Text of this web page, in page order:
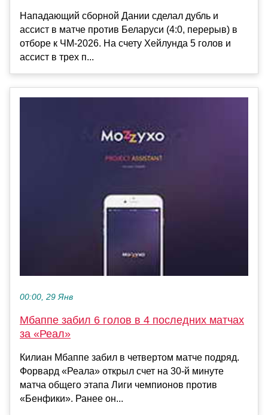
Нападающий сборной Дании сделал дубль и
ассист в матче против Беларуси (4:0, перерыв) в
отборе к ЧМ-2026. На счету Хейлунда 5 голов и
ассист в трех п...
00:00, 29 Янв
Мбаппе забил 6 голов в 4 последних матчах
за «Реал»
Килиан Мбаппе забил в четвертом матче подряд.
Форвард «Реала» открыл счет на 30-й минуте
матча общего этапа Лиги чемпионов против
«Бенфики». Ранее он...